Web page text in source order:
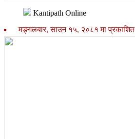
Kantipath Online
मङ्गलबार, साउन १५, २०८१ मा प्रकाशित